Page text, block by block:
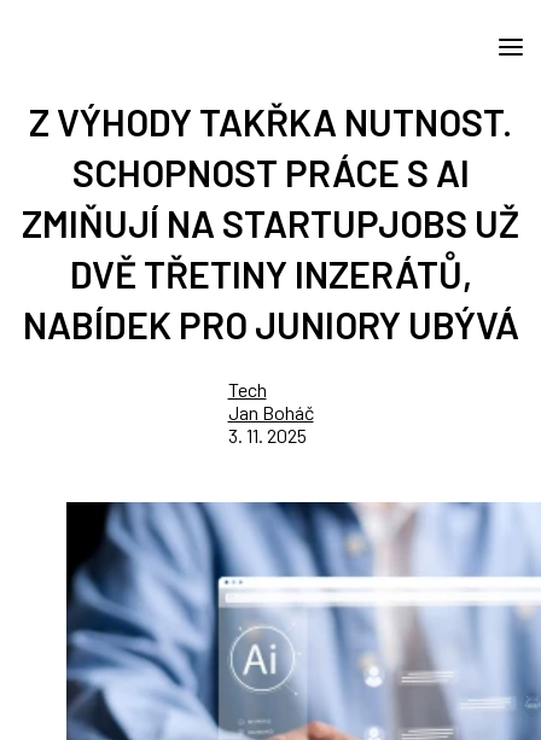
Z VÝHODY TAKŘKA NUTNOST.
SCHOPNOST PRÁCE S AI
ZMIŇUJÍ NA STARTUPJOBS UŽ
DVĚ TŘETINY INZERÁTŮ,
NABÍDEK PRO JUNIORY UBÝVÁ
Tech
Jan Boháč
3. 11. 2025